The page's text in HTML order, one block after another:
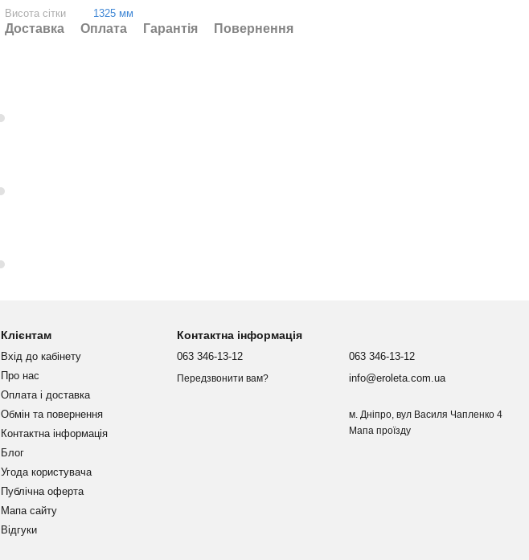
Висота сітки
1325 мм
Доставка Оплата Гарантія Повернення
Клієнтам
Вхід до кабінету
Про нас
Оплата і доставка
Обмін та повернення
Контактна інформація
Блог
Угода користувача
Публічна оферта
Мапа сайту
Відгуки
Контактна інформація
063 346-13-12
Передзвонити вам?
063 346-13-12
info@eroleta.com.ua
м. Дніпро, вул Василя Чапленко 4
Мапа проїзду